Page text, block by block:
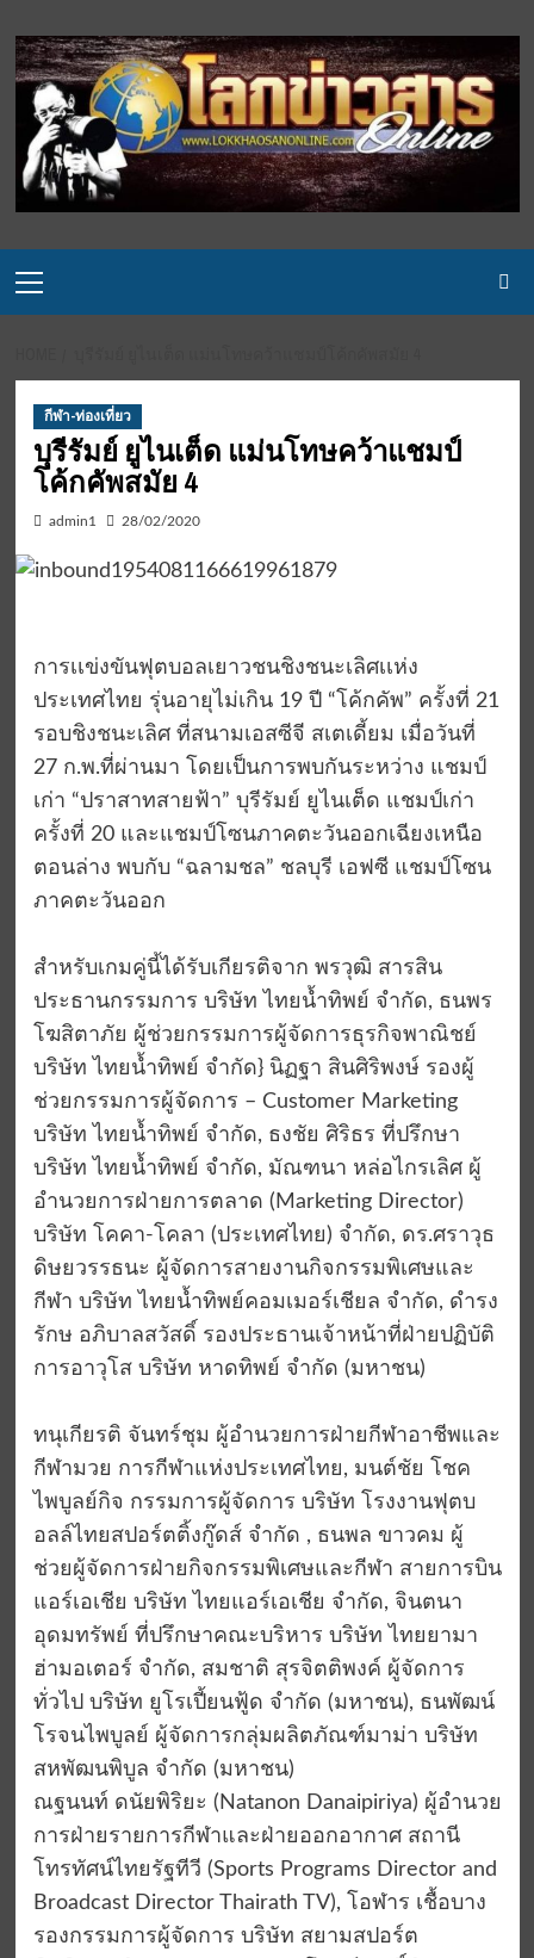
to
content
Menu
กีฬา-ท่องเที่ยว
บุรีรัมย์ ยูไนเต็ด แม่นโทษคว้าแชมป์
โค้กคัพสมัย 4
admin1 28/02/2020
การเเข่งขันฟุตบอลเยาวชนชิงชนะเลิศเเห่ง
ประเทศไทย รุ่นอายุไม่เกิน 19 ปี “โค้กคัพ” ครั้งที่ 21
รอบชิงชนะเลิศ ที่สนามเอสซีจี สเตเดี้ยม เมื่อวันที่
27 ก.พ.ที่ผ่านมา โดยเป็นการพบกันระหว่าง แชมป์
เก่า “ปราสาทสายฟ้า” บุรีรัมย์ ยูไนเต็ด แชมป์เก่า
ครั้งที่ 20 และแชมป์โซนภาคตะวันออกเฉียงเหนือ
ตอนล่าง พบกับ “ฉลามชล” ชลบุรี เอฟซี แชมป์โซน
ภาคตะวันออก
สำหรับเกมคู่นี้ได้รับเกียรติจาก พรวุฒิ สารสิน
ประธานกรรมการ บริษัท ไทยน้ำทิพย์ จำกัด, ธนพร
โฆสิตาภัย ผู้ช่วยกรรมการผู้จัดการธุรกิจพาณิชย์
บริษัท ไทยน้ำทิพย์ จำกัด} นิฏฐา สินศิริพงษ์ รองผู้
ช่วยกรรมการผู้จัดการ – Customer Marketing
บริษัท ไทยน้ำทิพย์ จำกัด, ธงชัย ศิริธร ที่ปรึกษา
บริษัท ไทยน้ำทิพย์ จำกัด, มัณฑนา หล่อไกรเลิศ ผู้
อำนวยการฝ่ายการตลาด (Marketing Director)
บริษัท โคคา-โคลา (ประเทศไทย) จำกัด, ดร.ศราวุธ
ดิษยวรรธนะ ผู้จัดการสายงานกิจกรรมพิเศษและ
กีฬา บริษัท ไทยน้ำทิพย์คอมเมอร์เชียล จำกัด, ดำรง
รักษ อภิบาลสวัสดิ์ รองประธานเจ้าหน้าที่ฝ่ายปฏิบัติ
การอาวุโส บริษัท หาดทิพย์ จำกัด (มหาชน)
ทนุเกียรติ จันทร์ชุม ผู้อำนวยการฝ่ายกีฬาอาชีพและ
กีฬามวย การกีฬาแห่งประเทศไทย, มนต์ชัย โชค
ไพบูลย์กิจ กรรมการผู้จัดการ บริษัท โรงงานฟุตบ
อลล์ไทยสปอร์ตติ้งกู๊ดส์ จำกัด , ธนพล ขาวคม ผู้
ช่วยผู้จัดการฝ่ายกิจกรรมพิเศษและกีฬา สายการบิน
แอร์เอเชีย บริษัท ไทยแอร์เอเชีย จำกัด, จินตนา
อุดมทรัพย์ ที่ปรึกษาคณะบริหาร บริษัท ไทยยามา
ฮ่ามอเตอร์ จำกัด, สมชาติ สุรจิตติพงค์ ผู้จัดการ
ทั่วไป บริษัท ยูโรเปี้ยนฟู้ด จำกัด (มหาชน), ธนพัฒน์
โรจนไพบูลย์ ผู้จัดการกลุ่มผลิตภัณฑ์มาม่า บริษัท
สหพัฒนพิบูล จำกัด (มหาชน)
ณฐนนท์ ดนัยพิริยะ (Natanon Danaipiriya) ผู้อำนวย
การฝ่ายรายการกีฬาและฝ่ายออกอากาศ สถานี
โทรทัศน์ไทยรัฐทีวี (Sports Programs Director and
Broadcast Director Thairath TV), โอฬาร เชื้อบาง
รองกรรมการผู้จัดการ บริษัท สยามสปอร์ต